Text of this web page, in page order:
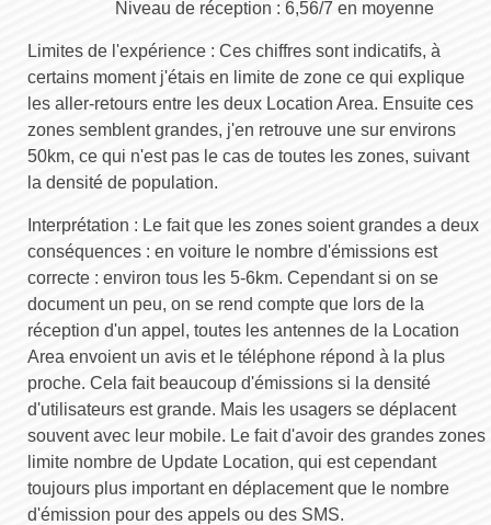
Niveau de réception : 6,56/7 en moyenne
Limites de l'expérience : Ces chiffres sont indicatifs, à
certains moment j'étais en limite de zone ce qui explique
les aller-retours entre les deux Location Area. Ensuite ces
zones semblent grandes, j'en retrouve une sur environs
50km, ce qui n'est pas le cas de toutes les zones, suivant
la densité de population.
Interprétation : Le fait que les zones soient grandes a deux
conséquences : en voiture le nombre d'émissions est
correcte : environ tous les 5-6km. Cependant si on se
document un peu, on se rend compte que lors de la
réception d'un appel, toutes les antennes de la Location
Area envoient un avis et le téléphone répond à la plus
proche. Cela fait beaucoup d'émissions si la densité
d'utilisateurs est grande. Mais les usagers se déplacent
souvent avec leur mobile. Le fait d'avoir des grandes zones
limite nombre de Update Location, qui est cependant
toujours plus important en déplacement que le nombre
d'émission pour des appels ou des SMS.